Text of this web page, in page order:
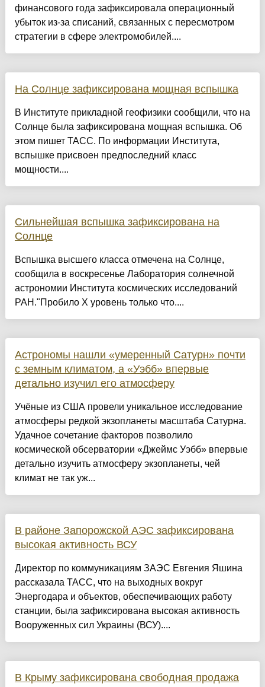
финансового года зафиксировала операционный
убыток из-за списаний, связанных с пересмотром
стратегии в сфере электромобилей....
На Солнце зафиксирована мощная вспышка
В Институте прикладной геофизики сообщили, что на
Солнце была зафиксирована мощная вспышка. Об
этом пишет ТАСС. По информации Института,
вспышке присвоен предпоследний класс
мощности....
Сильнейшая вспышка зафиксирована на
Солнце
Вспышка высшего класса отмечена на Солнце,
сообщила в воскресенье Лаборатория солнечной
астрономии Института космических исследований
РАН."Пробило X уровень только что....
Астрономы нашли «умеренный Сатурн» почти
с земным климатом, а «Уэбб» впервые
детально изучил его атмосферу
Учёные из США провели уникальное исследование
атмосферы редкой экзопланеты масштаба Сатурна.
Удачное сочетание факторов позволило
космической обсерватории «Джеймс Уэбб» впервые
детально изучить атмосферу экзопланеты, чей
климат не так уж...
В районе Запорожской АЭС зафиксирована
высокая активность ВСУ
Директор по коммуникациям ЗАЭС Евгения Яшина
рассказала ТАСС, что на выходных вокруг
Энергодара и объектов, обеспечивающих работу
станции, была зафиксирована высокая активность
Вооруженных сил Украины (ВСУ)....
В Крыму зафиксирована свободная продажа